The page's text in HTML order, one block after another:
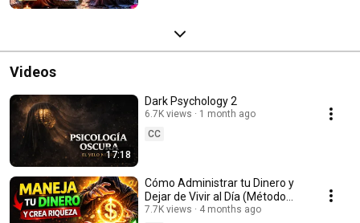
Videos
17:18
Dark Psychology 2
6.7K views
1 month ago
CC
Cómo Administrar tu Dinero y
Dejar de Vivir al Día (Método
Simple)
7.7K views
4 months ago